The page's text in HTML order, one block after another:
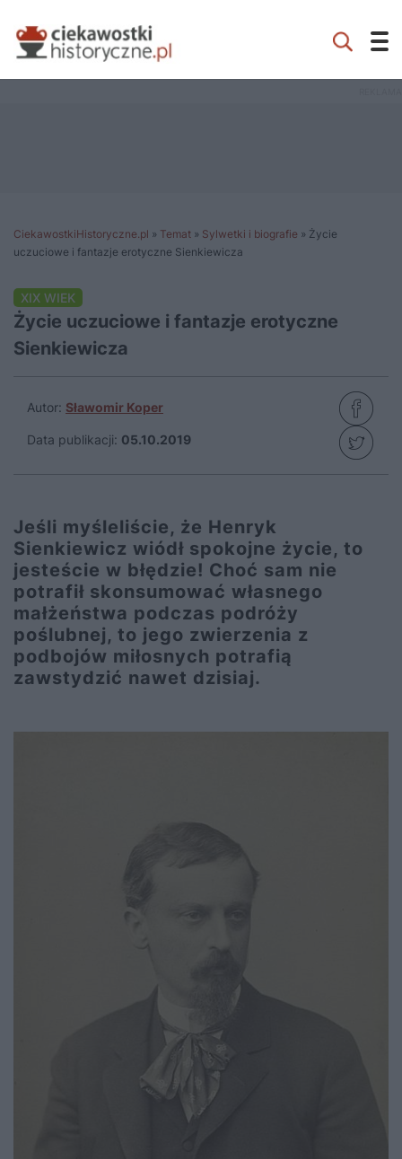
CiekawostkiHistoryczne.pl » Temat » Sylwetki i biografie » Życie
uczuciowe i fantazje erotyczne Sienkiewicza
XIX WIEK
Życie uczuciowe i fantazje erotyczne
Sienkiewicza
Autor: Sławomir Koper
Data publikacji: 05.10.2019
Jeśli myśleliście, że Henryk
Sienkiewicz wiódł spokojne życie, to
jesteście w błędzie! Choć sam nie
potrafił skonsumować własnego
małżeństwa podczas podróży
poślubnej, to jego zwierzenia z
podbojów miłosnych potrafią
zawstydzić nawet dzisiaj.